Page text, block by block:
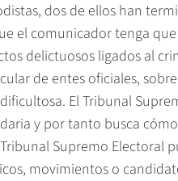
dos de ellos han
el comunicador tenga
delictuosos ligados al
de entes oficiales,
El Tribunal
y por tanto busca
Supremo Electoral
movimientos o